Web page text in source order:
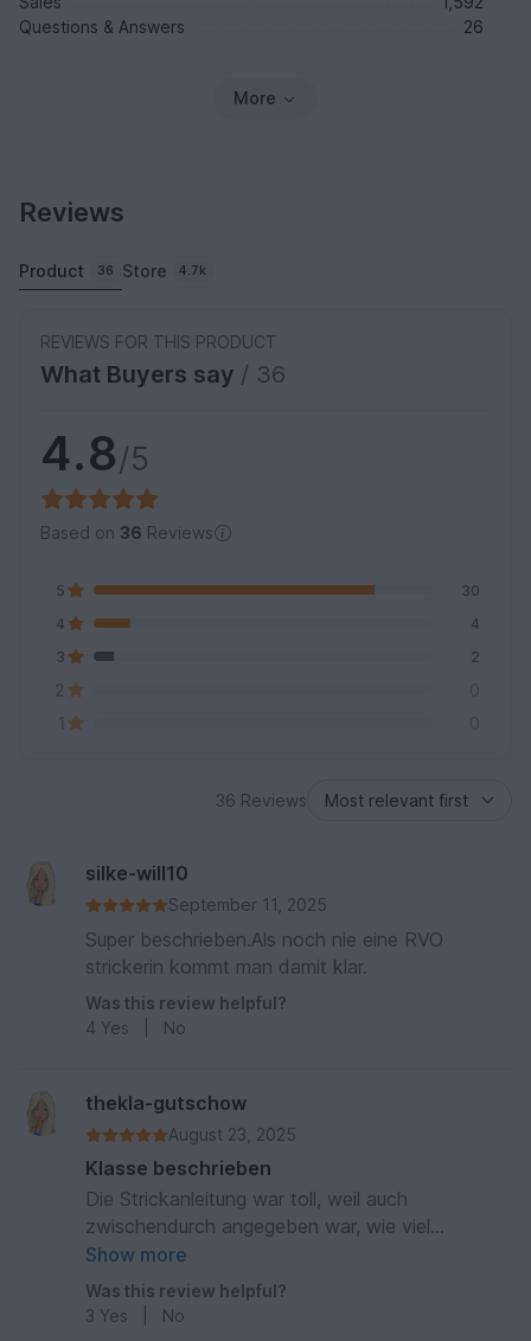
Questions & Answers
26
More
Reviews
Product 36 Store 4.7k
REVIEWS FOR THIS PRODUCT
What Buyers say / 36
4.8/5
Based on 36 Reviews
5
30
4
4
3
2
2
0
1
0
36 Reviews
silke-will10
September 11, 2025
Super beschrieben.Als noch nie eine RVO
strickerin kommt man damit klar.
Was this review helpful?
4 Yes No
thekla-gutschow
August 23, 2025
Klasse beschrieben
Die Strickanleitung war toll, weil auch
zwischendurch angegeben war, wie viel
Maschen man entsprechend haben müsste. Ich
bin eher "Anfängerin" aber konnte die Anleitung
gut verfolgen.
Show more
Was this review helpful?
3 Yes No